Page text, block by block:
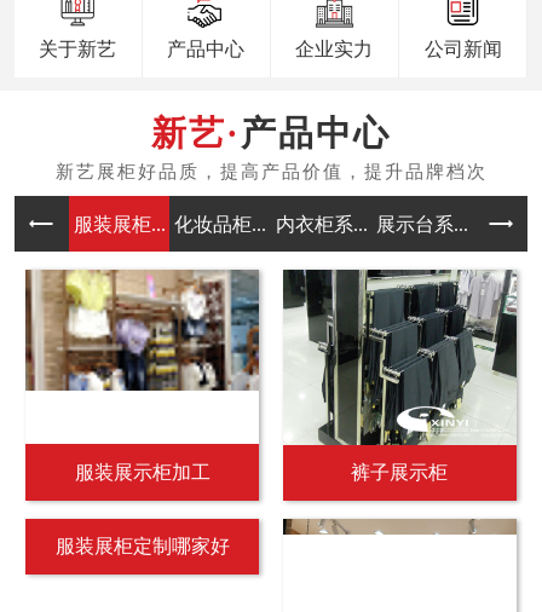
关于新艺 产品中心 企业实力 公司新闻
产品中心
服装展柜... 化妆品柜... 内衣柜系... 展示台系... 中岛
服装展示柜加工 裤子展示柜
服装展柜定制哪家好